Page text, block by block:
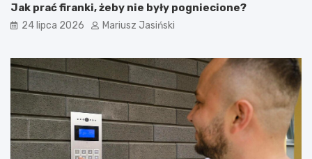
Jak prać firanki, żeby nie były pogniecione?
24 lipca 2026 Mariusz Jasiński